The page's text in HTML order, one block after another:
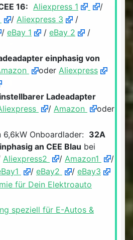
16: Aliexpress 1
/
/ Aliexpress 3
/
/ eBay 1 / eBay 2
/
einphasig von
oder Aliexpress
Ladeadapter
/ Amazon
oder
Onboardlader: 32A
an CEE Blau bei
Aliexpress2 / Amazon1
/
/ eBay2 / eBay3
für Dein Elektroauto
speziell für E-Autos &